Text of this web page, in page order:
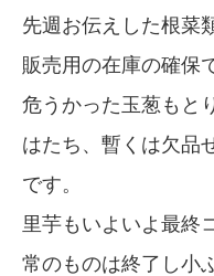
先週お伝えした根菜
販売用の在庫の確保
危うかった玉葱もと
はたち、暫くは欠品
です。
里芋もいよいよ最終
常のものは終了し小